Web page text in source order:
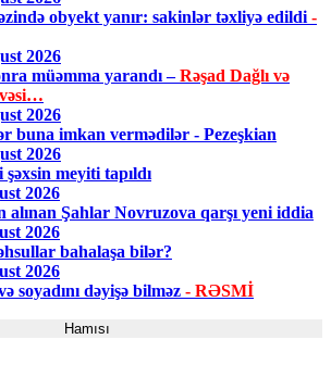
obyekt yanır: sakinlər təxliyə edildi -
2026
müəmma yarandı –Rəşad Dağlı və
2026
buna imkan vermədilər - Pezeşkian
2026
şəxsin meyiti tapıldı
2026
alınan Şahlar Novruzova qarşı yeni iddia
2026
bahalaşa bilər?
2026
soyadını dəyişə bilməz - RƏSMİ
Hamısı